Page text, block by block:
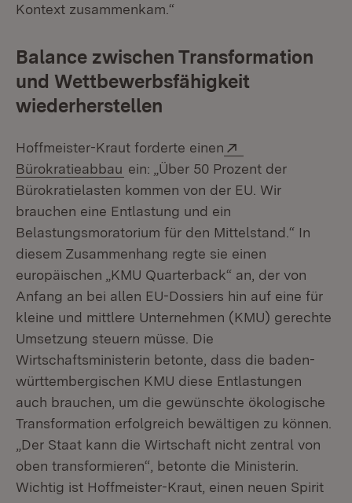
Kontext zusammenkam.“
Balance zwischen Transformation
und Wettbewerbsfähigkeit
wiederherstellen
Hoffmeister-Kraut forderte einen
Bürokratieabbau (Öffnet in neuem Fenster)
ein: „Über 50 Prozent der
Bürokratielasten kommen von der EU. Wir
brauchen eine Entlastung und ein
Belastungsmoratorium für den Mittelstand.“ In
diesem Zusammenhang regte sie einen
europäischen „KMU Quarterback“ an, der von
Anfang an bei allen EU-Dossiers hin auf eine für
kleine und mittlere Unternehmen (KMU) gerechte
Umsetzung steuern müsse. Die
Wirtschaftsministerin betonte, dass die baden-
württembergischen KMU diese Entlastungen
auch brauchen, um die gewünschte ökologische
Transformation erfolgreich bewältigen zu können.
„Der Staat kann die Wirtschaft nicht zentral von
oben transformieren“, betonte die Ministerin.
Wichtig ist Hoffmeister-Kraut, einen neuen Spirit